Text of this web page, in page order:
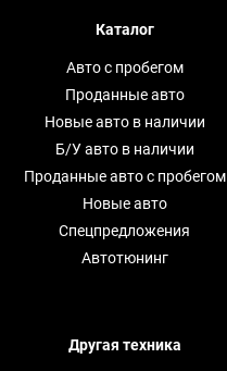
Каталог
Авто с пробегом
Проданные авто
Новые авто в наличии
Б/У авто в наличии
Проданные авто с пробегом
Новые авто
Спецпредложения
Автотюнинг
Другая техника